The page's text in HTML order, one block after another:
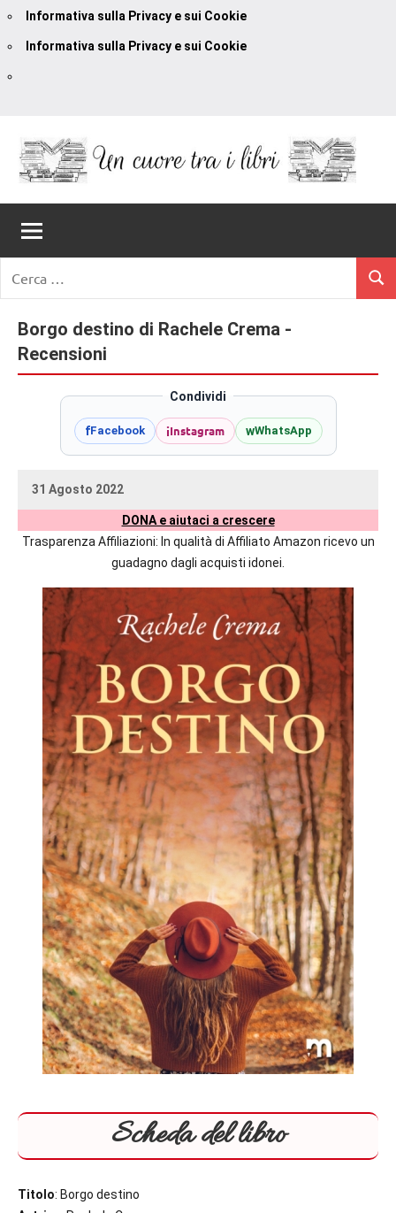
Informativa sulla Privacy e sui Cookie
Informativa sulla Privacy e sui Cookie
contenuto
Un
Cuore
Tra
I
Libri
romanzi
romance
e
non
solo.
Recensioni,
delle
autrici
straniere.
per:
Borgo destino di Rachele Crema -
Recensioni
Condividi
fFacebook iInstagram wWhatsApp
31 Agosto 2022
uctil_user
Nessun
DONA e aiutaci a crescere
Trasparenza Affiliazioni: In qualità di Affiliato Amazon ricevo un
guadagno dagli acquisti idonei.
Scheda del libro
Titolo: Borgo destino